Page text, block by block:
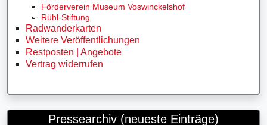
Förderverein Museum Voswinckelshof
Rühl-Stiftung
Radwanderkarten
Weitere Veröffentlichungen
Restposten | Angebote
Vertrag widerrufen
Pressearchiv (neueste Einträge)